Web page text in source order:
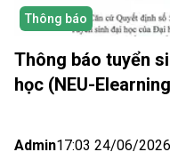
Thông báo
Thông báo tuyển
học (NEU-
Admin17:03 24/06/2026